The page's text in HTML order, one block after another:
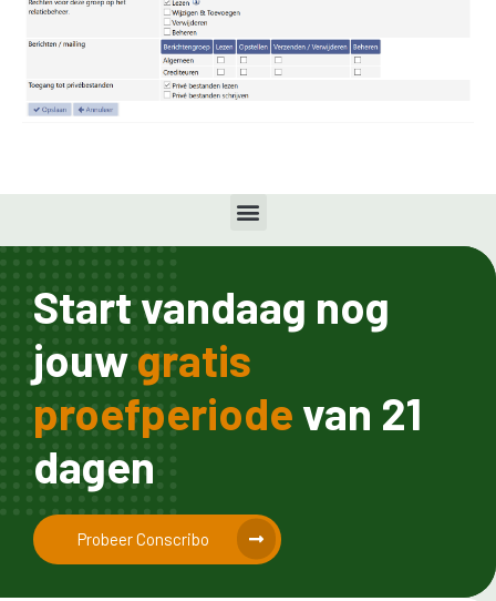
Start vandaag nog
jouwgratis
proefperiode van 21
dagen
Probeer Conscribo